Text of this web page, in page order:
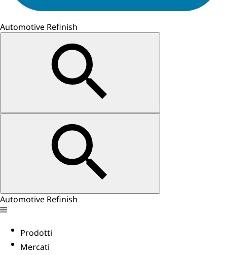
Automotive Refinish
Automotive Refinish
Prodotti
Mercati